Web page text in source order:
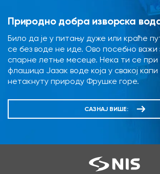
Природно добра изворска
Било да је у питању дуже или краће
се без воде не иде. Ово посебно важи
спарне летње месеце. Нека ти се при
флашица Јазак воде која у свакој капи
нетакнуту природу Фрушке горе.
САЗНАЈ ВИШЕ: